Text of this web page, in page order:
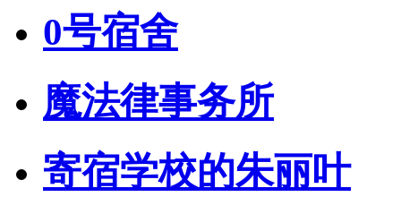
0号宿舍
魔法律事务所
寄宿学校的朱丽叶